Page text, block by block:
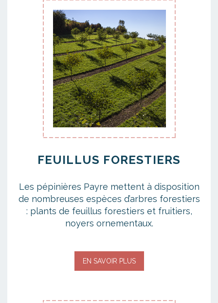
FEUILLUS FORESTIERS
Les pépinières Payre mettent à disposition
de nombreuses espèces d’arbres forestiers
: plants de feuillus forestiers et fruitiers,
noyers ornementaux.
EN SAVOIR PLUS